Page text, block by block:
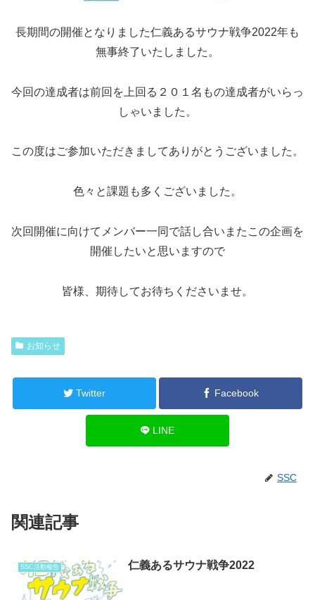
長期間の開催となりました仁義あるサウナ戦争2022年も
無事終了いたしました。
今回の達成者は前回を上回る２０１名もの達成者がいらっ
しゃいました。
この度はご参加いただきましてありがとうございました。
色々と課題も多くございました。
次回開催に向けてメンバー一同で話し合いまたこの企画を
開催したいと思いますので
皆様、期待してお待ちくださいませ。
お知らせ
Twitter Facebook
LINE
SSC
関連記事
SSC活動報告 仁義あるサウナ戦争2022